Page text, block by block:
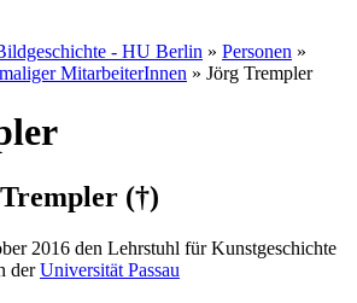
- HU Berlin » Personen »
MitarbeiterInnen » Jörg Trempler
(†)
2016 den Lehrstuhl für Kunstgeschichte
derUniversität Passau